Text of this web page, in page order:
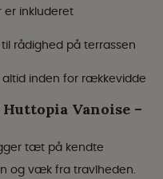
inkluderet
rådighed på terrassen
inden for rækkevidde
Vanoise –
tæt på kendte
og væk fra travlheden.